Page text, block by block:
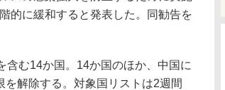
的に緩和すると発表した。同勧告を
む14か国。14か国のほか、中国に
解除する。対象国リストは2週間